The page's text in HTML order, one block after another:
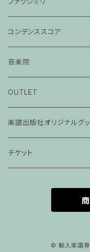
コンデンススコア
音楽院
ピアノ科３０分レッスン
ピアノ科４５分レッスン
家族割プラン
家族割適用プラン2
声楽ピアノ４５分レッスン
ヴァイオリンピアノ６０分レ
OUTLET
楽譜出版社オリジナルグ
アパレル
チケット
© 輸入楽譜専